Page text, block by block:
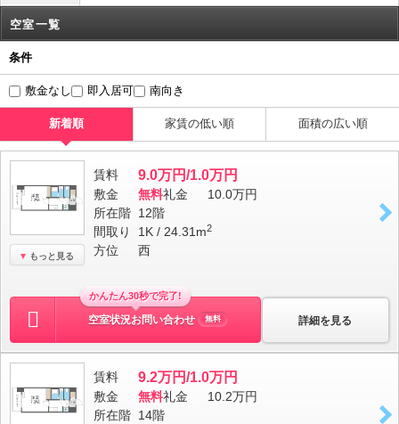
空室一覧
条件
敷金なし 即入居可 南向き
新着順 家賃の低い順 面積の広い順
もっと見る
賃料 9.0万円/1.0万円
敷金 無料礼金
10.0万円
所在階 12階
間取り
1K / 24.31m2
方位 西
詳細を見る
かんたん30秒で完了!
空室状況お問い合わせ 無料
賃料 9.2万円/1.0万円
敷金 無料礼金
10.2万円
所在階 14階